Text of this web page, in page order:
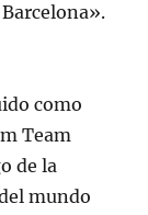
como
Team
de la
mundo